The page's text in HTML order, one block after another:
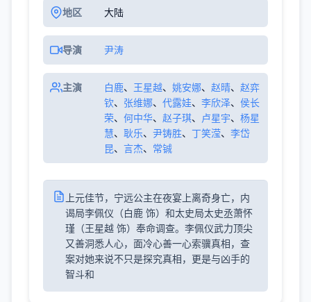
地区 大陆
导演 尹涛
主演 白鹿、 王星越、 姚安娜、 赵晴、 赵弈
钦、 张维娜、 代露娃、 李欣泽、 侯长
荣、 何中华、 赵子琪、 卢星宇、 杨星
慧、 耿乐、 尹铸胜、 丁笑滢、 李岱
昆、 言杰、 常铖
上元佳节，宁远公主在夜宴上离奇身亡，内
谒局李佩仪（白鹿 饰）和太史局太史丞萧怀
瑾（王星越 饰）奉命调查。李佩仪武力顶尖
又善洞悉人心，面冷心善一心索骥真相，查
案对她来说不只是探究真相，更是与凶手的
智斗和